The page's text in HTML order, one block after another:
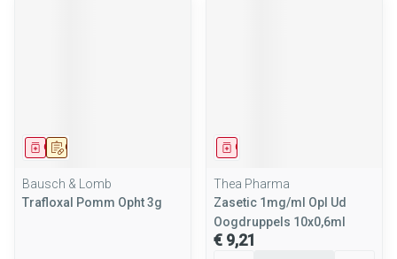
Op voorschrift
Geneesmiddel
Bausch & Lomb
Trafloxal Pomm Opht 3g
Geneesmiddel
Thea Pharma
Zasetic 1mg/ml Opl Ud
Oogdruppels 10x0,6ml
€ 9,21